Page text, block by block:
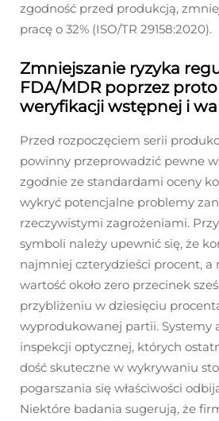
zgodność przed produkcją,
pracę o 32% (ISO/TR 29158:2020).
Zmniejszanie ryzyka
FDA/MDR poprzez
weryfikacji wstępnej i
Przed rozpoczęciem serii
powinny przeprowadzić pewne
zgodnie ze standardami oceny
wykryć potencjalne problemy
rzeczywistymi zagrożeniami.
symboli należy upewnić się, że
najmniej czterydzieści procent, a
wartość około zero przecinek
przybliżeniu w dziesięciu
wyprodukowanej partii. Systemy
inspekcji optycznej, których
dość skuteczne w wykrywaniu
pogarszania się właściwości
Niektóre badania sugerują, że